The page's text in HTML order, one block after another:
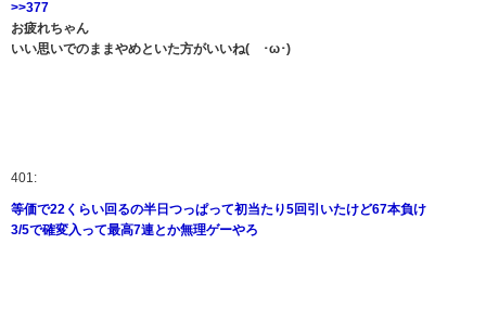
>>377
お疲れちゃん
いい思いでのままやめといた方がいいね(´･ω･)
401:
等価で22くらい回るの半日つっぱって初当たり5回引いたけど67本負け
3/5で確変入って最高7連とか無理ゲーやろ